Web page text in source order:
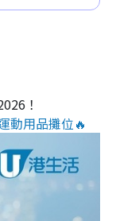
！
動用品攤位🔥